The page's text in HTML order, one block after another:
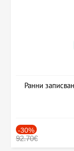
Ранни
-30%
92.70€